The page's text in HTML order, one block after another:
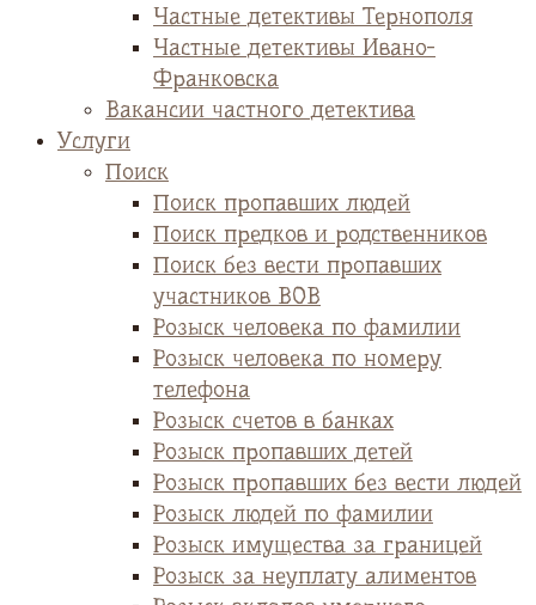
Частные детективы Тернополя
Частные детективы Ивано-
Франковска
Вакансии частного детектива
Услуги
Поиск
Поиск пропавших людей
Поиск предков и родственников
Поиск без вести пропавших
участников ВОВ
Розыск человека по фамилии
Розыск человека по номеру
телефона
Розыск счетов в банках
Розыск пропавших детей
Розыск пропавших без вести людей
Розыск людей по фамилии
Розыск имущества за границей
Розыск за неуплату алиментов